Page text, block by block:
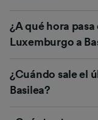
¿A qué hora
Luxemburgo a
¿Cuándo sale el
Basilea?